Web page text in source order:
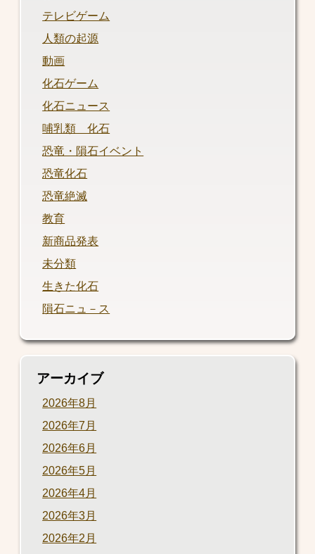
テレビゲーム
人類の起源
動画
化石ゲーム
化石ニュース
哺乳類 化石
恐竜・隕石イベント
恐竜化石
恐竜絶滅
教育
新商品発表
未分類
生きた化石
隕石ニュ－ス
アーカイブ
2026年8月
2026年7月
2026年6月
2026年5月
2026年4月
2026年3月
2026年2月